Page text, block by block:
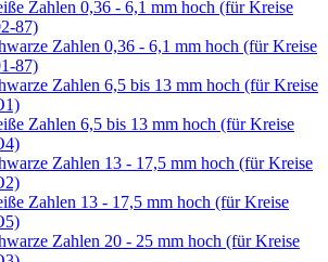
Zahlen 0,36 - 6,1 mm hoch (für Kreise
87)
Zahlen 0,36 - 6,1 mm hoch (für Kreise
87)
Zahlen 6,5 bis 13 mm hoch (für Kreise
Zahlen 6,5 bis 13 mm hoch (für Kreise
Zahlen 13 - 17,5 mm hoch (für Kreise
Zahlen 13 - 17,5 mm hoch (für Kreise
Zahlen 20 - 25 mm hoch (für Kreise